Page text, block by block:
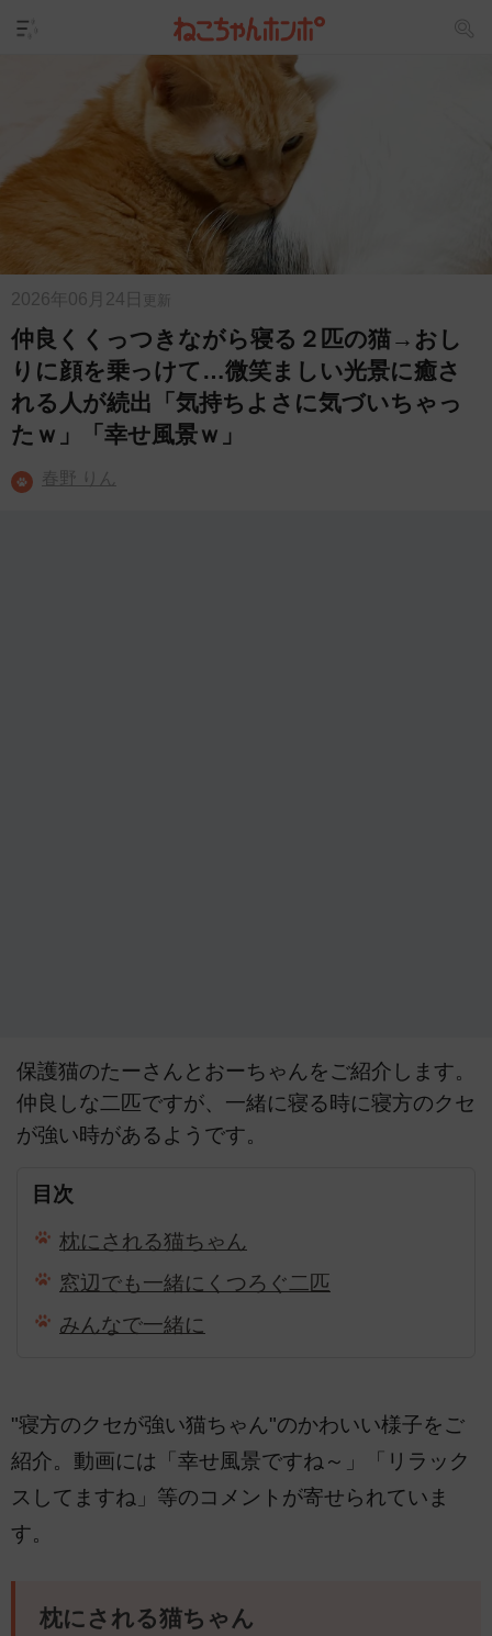
2026年06月24日 更新
仲良くくっつきながら寝る２匹の猫→おし
りに顔を乗っけて…微笑ましい光景に癒さ
れる人が続出「気持ちよさに気づいちゃっ
たｗ」「幸せ風景ｗ」
春野 りん
保護猫のたーさんとおーちゃんをご紹介します。
仲良しな二匹ですが、一緒に寝る時に寝方のクセ
が強い時があるようです。
目次
枕にされる猫ちゃん
窓辺でも一緒にくつろぐ二匹
みんなで一緒に
"寝方のクセが強い猫ちゃん"のかわいい様子をご
紹介。動画には「幸せ風景ですね～」「リラック
スしてますね」等のコメントが寄せられていま
す。
枕にされる猫ちゃん